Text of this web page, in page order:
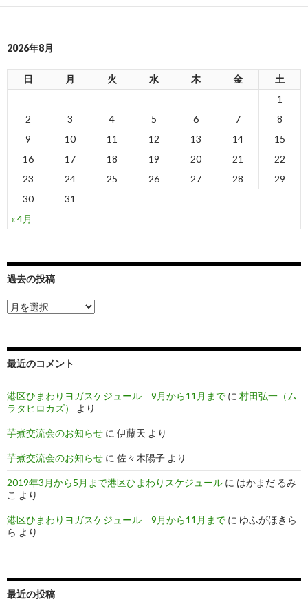
2026年8月
日 月 火 水 木 金 土
« 4月
1
2
3 4 5 6 7
8
9
10 11 12 13 14
15
16
17 18 19 20 21
22
23
24 25 26 27 28
29
30
31
過去の投稿
過
去
最近のコメント
港区ひまわりヨガスケジュール 9月から11月まで に 村田弘一（ム
ラタヒロカズ）
より
芋煮交流会のお知らせ に 伊藤天 より
芋煮交流会のお知らせ に 佐々木陽子 より
2019年3月から5月まで港区ひまわりスケジュール に はかまだ るみ
こ より
港区ひまわりヨガスケジュール 9月から11月まで に ゆふがほきら
ら より
最近の投稿